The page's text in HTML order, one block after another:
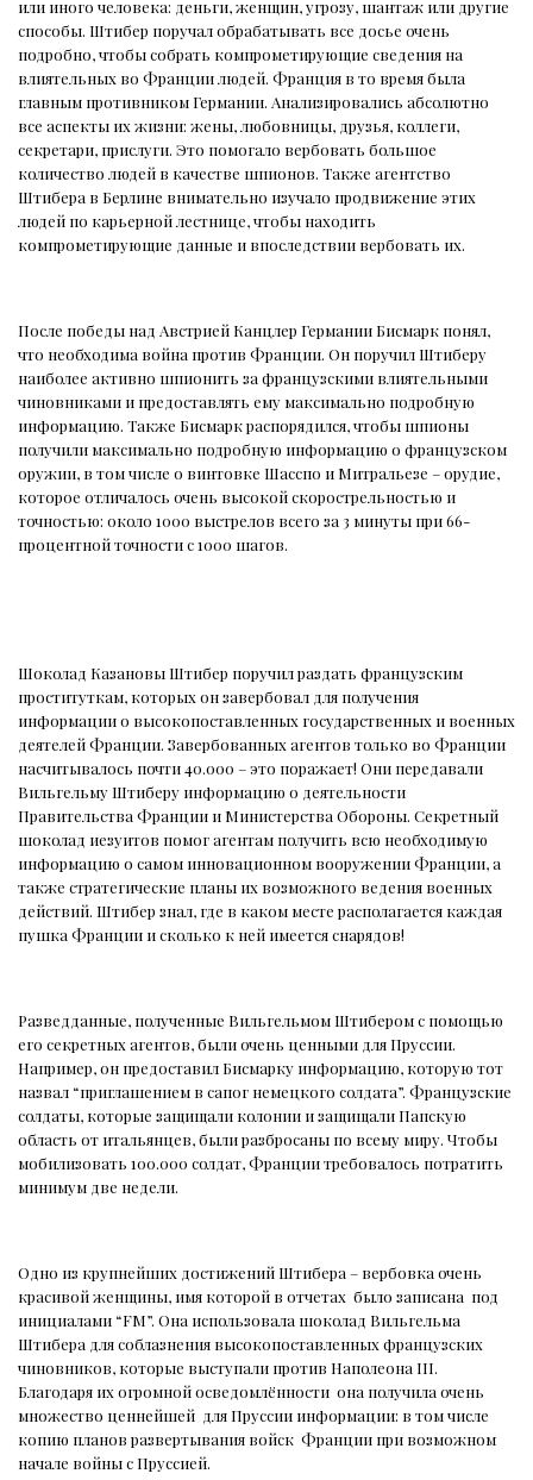
или иного человека: деньги, женщин, угрозу, шантаж или другие
способы. Штибер поручал обрабатывать все досье очень
подробно, чтобы собрать компрометирующие сведения на
влиятельных во Франции людей. Франция в то время была
главным противником Германии. Анализировались абсолютно
все аспекты их жизни: жены, любовницы, друзья, коллеги,
секретари, прислуги. Это помогало вербовать большое
количество людей в качестве шпионов. Также агентство
Штибера в Берлине внимательно изучало продвижение этих
людей по карьерной лестнице, чтобы находить
компрометирующие данные и впоследствии вербовать их.
После победы над Австрией Канцлер Германии Бисмарк понял,
что необходима война против Франции. Он поручил Штиберу
наиболее активно шпионить за французскими влиятельными
чиновниками и предоставлять ему максимально подробную
информацию. Также Бисмарк распорядился, чтобы шпионы
получили максимально подробную информацию о французском
оружии, в том числе о винтовке Шасспо и Митральезе – орудие,
которое отличалось очень высокой скорострельностью и
точностью: около 1000 выстрелов всего за 3 минуты при 66-
процентной точности с 1000 шагов.
Шоколад Казановы Штибер поручил раздать французским
проституткам, которых он завербовал для получения
информации о высокопоставленных государственных и военных
деятелей Франции. Завербованных агентов только во Франции
насчитывалось почти 40.000 – это поражает! Они передавали
Вильгельму Штиберу информацию о деятельности
Правительства Франции и Министерства Обороны. Секретный
шоколад иезуитов помог агентам получить всю необходимую
информацию о самом инновационном вооружении Франции, а
также стратегические планы их возможного ведения военных
действий. Штибер знал, где в каком месте располагается каждая
пушка Франции и сколько к ней имеется снарядов!
Разведданные, полученные Вильгельмом Штибером с помощью
его секретных агентов, были очень ценными для Пруссии.
Например, он предоставил Бисмарку информацию, которую тот
назвал “приглашением в сапог немецкого солдата”. Французские
солдаты, которые защищали колонии и защищали Папскую
область от итальянцев, были разбросаны по всему миру. Чтобы
мобилизовать 100.000 солдат, Франции требовалось потратить
минимум две недели.
Одно из крупнейших достижений Штибера – вербовка очень
красивой женщины, имя которой в отчетах было записана под
инициалами “FM”. Она использовала шоколад Вильгельма
Штибера для соблазнения высокопоставленных французских
чиновников, которые выступали против Наполеона III.
Благодаря их огромной осведомлённости она получила очень
множество ценнейшей для Пруссии информации: в том числе
копию планов развертывания войск Франции при возможном
начале войны с Пруссией.